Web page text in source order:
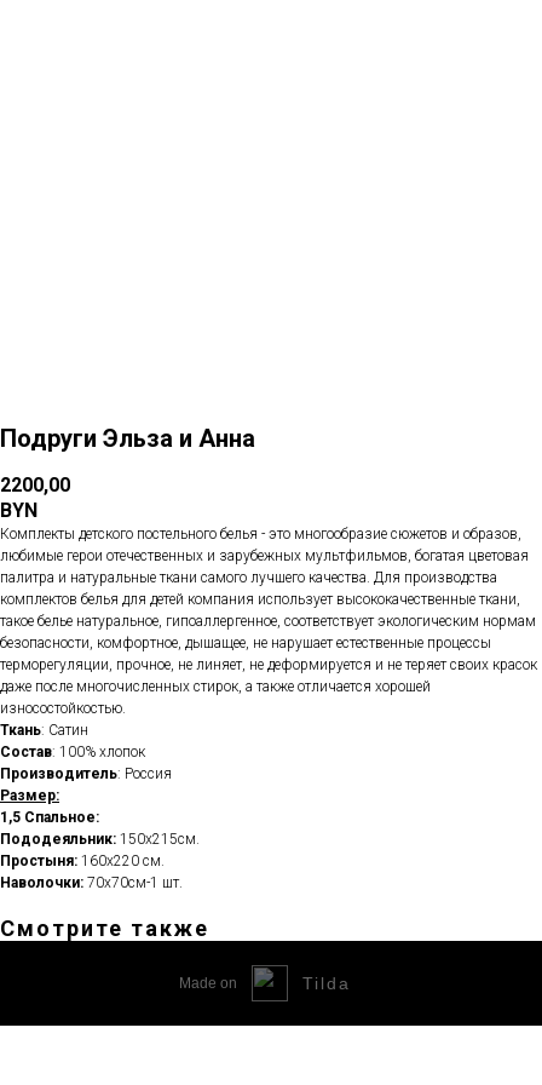
Подруги Эльза и Анна
2200,00
BYN
Комплекты детского постельного белья - это многообразие сюжетов и образов,
любимые герои отечественных и зарубежных мультфильмов, богатая цветовая
палитра и натуральные ткани самого лучшего качества. Для производства
комплектов белья для детей компания использует высококачественные ткани,
такое белье натуральное, гипоаллергенное, соответствует экологическим нормам
безопасности, комфортное, дышащее, не нарушает естественные процессы
терморегуляции, прочное, не линяет, не деформируется и не теряет своих красок
даже после многочисленных стирок, а также отличается хорошей
износостойкостью.
Ткань: Сатин
Состав: 100% хлопок
Производитель: Россия
Размер:
1,5 Спальное:
Пододеяльник: 150х215см.
Простыня: 160х220 см.
Наволочки: 70х70см-1 шт.
Смотрите также
Made on Tilda